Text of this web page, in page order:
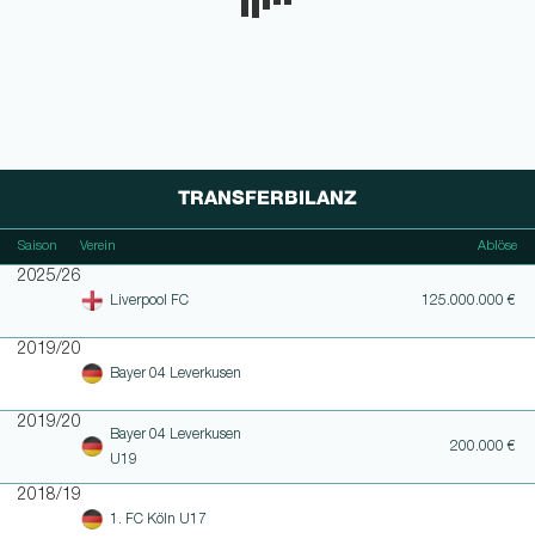
TRANSFERBILANZ
Saison Verein Ablöse
2025/26
Liverpool FC 125.000.000 €
2019/20
Bayer 04 Leverkusen
2019/20
Bayer 04 Leverkusen
U19
200.000 €
2018/19
1. FC Köln U17